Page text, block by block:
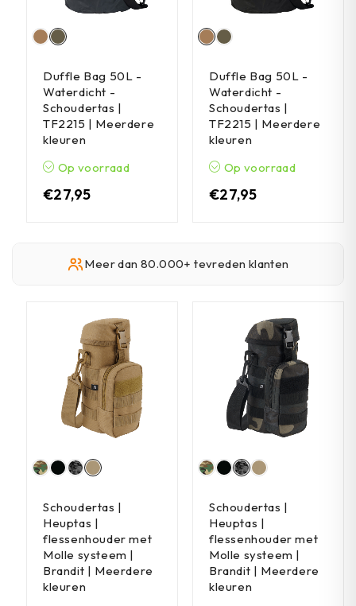
Duffle Bag 50L -
Waterdicht -
Schoudertas |
TF2215 | Meerdere
kleuren
Op voorraad
€27,95
Duffle Bag 50L -
Waterdicht -
Schoudertas |
TF2215 | Meerdere
kleuren
Op voorraad
€27,95
Meer dan 80.000+ tevreden klanten
Schoudertas |
Heuptas |
flessenhouder met
Molle systeem |
Brandit | Meerdere
kleuren
Schoudertas |
Heuptas |
flessenhouder met
Molle systeem |
Brandit | Meerdere
kleuren